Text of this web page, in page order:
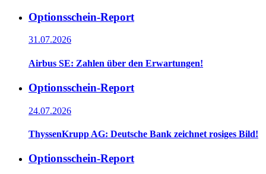
Optionsschein-Report
31.07.2026
Airbus SE: Zahlen über den Erwartungen!
Optionsschein-Report
24.07.2026
ThyssenKrupp AG: Deutsche Bank zeichnet rosiges Bild!
Optionsschein-Report